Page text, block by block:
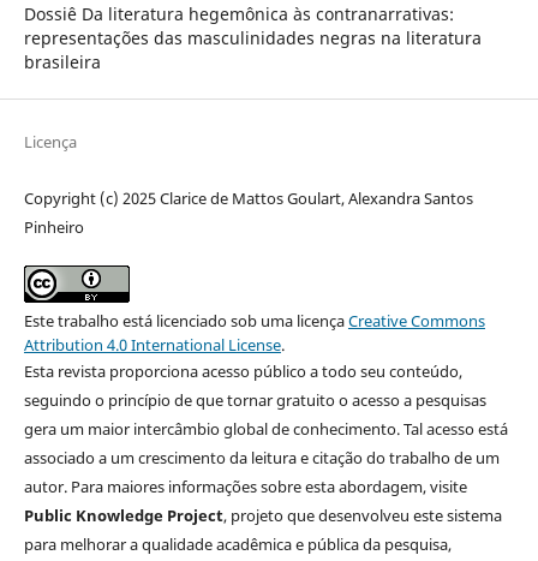
Dossiê Da literatura hegemônica às contranarrativas:
representações das masculinidades negras na literatura
brasileira
Licença
Copyright (c) 2025 Clarice de Mattos Goulart, Alexandra Santos
Pinheiro
Este trabalho está licenciado sob uma licençaCreative Commons
Attribution 4.0 International License.
Esta revista proporciona acesso público a todo seu conteúdo,
seguindo o princípio de que tornar gratuito o acesso a pesquisas
gera um maior intercâmbio global de conhecimento. Tal acesso está
associado a um crescimento da leitura e citação do trabalho de um
autor. Para maiores informações sobre esta abordagem, visite
Public Knowledge Project, projeto que desenvolveu este sistema
para melhorar a qualidade acadêmica e pública da pesquisa,